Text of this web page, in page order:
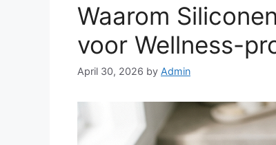
Waarom
voor Wellness-
April 30, 2026 by Admin